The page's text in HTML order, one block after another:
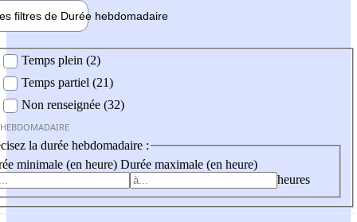
filtres de Durée hebdomadaire
Temps plein (2)
Temps partiel (21)
Non renseignée (32)
la durée hebdomadaire :
minimale (en heure) Durée maximale (en heure)
heures